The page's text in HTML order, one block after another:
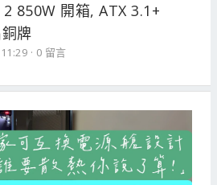
850W 開箱, ATX 3.1+
牌
0 留言